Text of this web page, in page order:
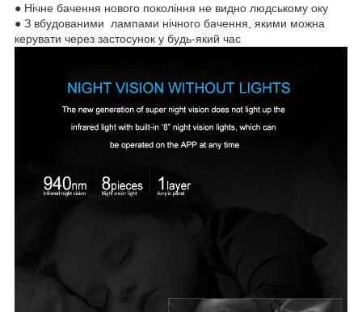
● Нічне бачення нового покоління не видно людському оку
● З вбудованими лампами нічного бачення, якими можна
керувати через застосунок у будь-який час